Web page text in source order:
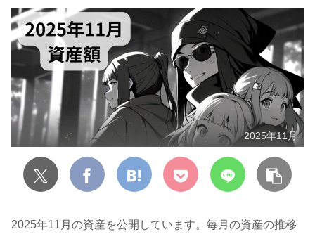
2025年11月
2025年11月の資産を公開しています。毎月の資産の推移